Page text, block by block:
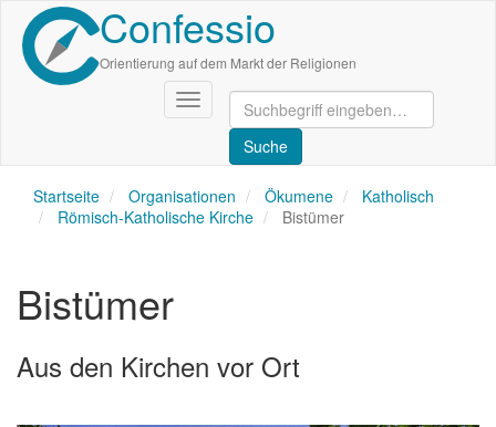
Direkt
zum
Inhalt
Confessio
Orientierung auf dem Markt der Religionen
Navigation
aktivieren/deaktivieren
Startseite Organisationen Ökumene
Katholisch
Römisch-Katholische Kirche
Bistümer
Bistümer
Aus den Kirchen vor Ort